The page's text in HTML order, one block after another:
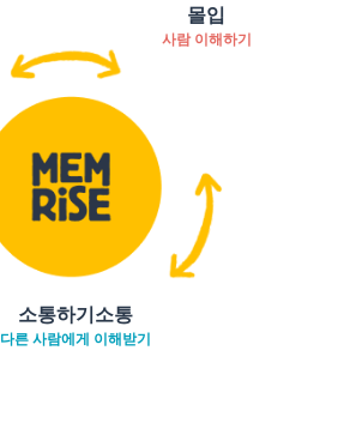
몰입
사람 이해하기
소통하기소통
다른 사람에게 이해받기